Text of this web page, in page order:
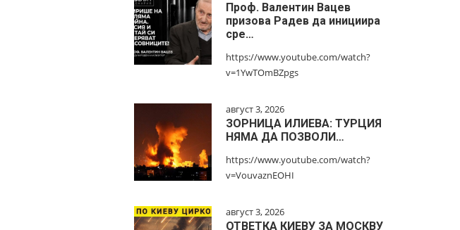
Проф. Валентин Вацев
призова Радев да инициира
сре…
https://www.youtube.com/watch?
v=1YwTOmBZpgs
август 3, 2026
ЗОРНИЦА ИЛИЕВА: ТУРЦИЯ
НЯМА ДА ПОЗВОЛИ…
https://www.youtube.com/watch?
v=VouvaznEOHI
август 3, 2026
ОТВЕТКА КИЕВУ ЗА МОСКВУ